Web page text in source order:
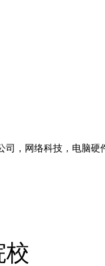
司，网络科技，电脑硬
校